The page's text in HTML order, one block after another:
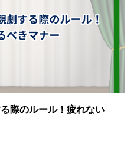
際のルール！疲れない